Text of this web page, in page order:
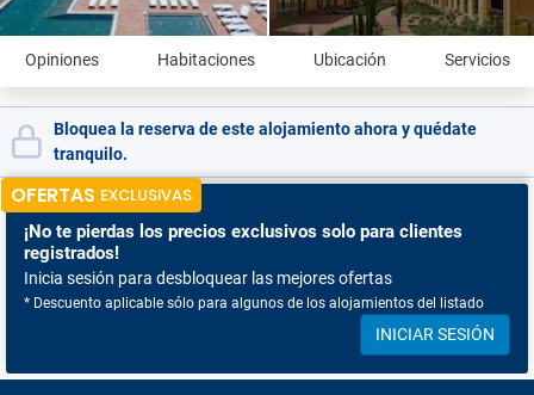
Opiniones Habitaciones Ubicación Servicios
Bloquea la reserva de este alojamiento ahora y quédate
tranquilo.
OFERTAS EXCLUSIVAS
¡No te pierdas los precios exclusivos solo para clientes
registrados!
Inicia sesión para desbloquear las mejores ofertas
* Descuento aplicable sólo para algunos de los alojamientos del listado
INICIAR SESIÓN